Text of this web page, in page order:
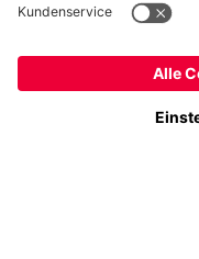
Preise
© FC
FC Bayern München
Ja,